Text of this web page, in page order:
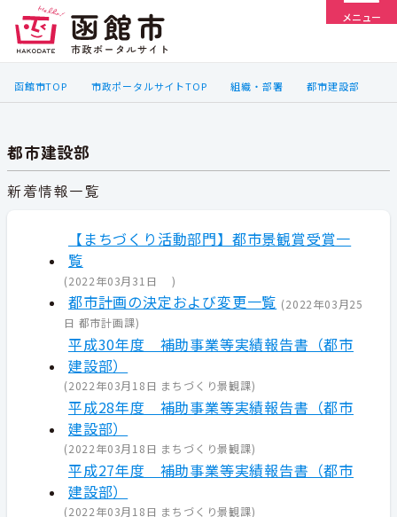
メニュー
函館市TOP 市政ポータルサイトTOP 組織・部署 都市建設部
都市建設部
新着情報一覧
【まちづくり活動部門】都市景観賞受賞一
覧
(2022年03月31日 )
都市計画の決定および変更一覧 (2022年03月25
日 都市計画課)
平成30年度 補助事業等実績報告書（都市
建設部）
(2022年03月18日 まちづくり景観課)
平成28年度 補助事業等実績報告書（都市
建設部）
(2022年03月18日 まちづくり景観課)
平成27年度 補助事業等実績報告書（都市
建設部）
(2022年03月18日 まちづくり景観課)